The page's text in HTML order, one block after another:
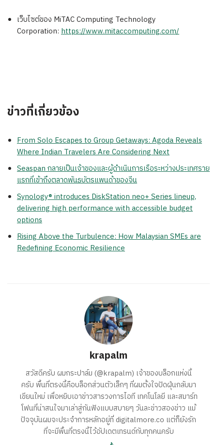
เว็บไซต์ของ MiTAC Computing Technology
Corporation: https://www.mitaccomputing.com/
ข่าวที่เกี่ยวข้อง
From Solo Escapes to Group Getaways: Agoda Reveals
Where Indian Travelers Are Considering Next
Seaspan กลายเป็นเจ้าของและผู้ดำเนินการเรือระหว่างประเทศราย
แรกที่เข้าถึงตลาดพันธบัตรแพนด้าของจีน
Synology® introduces DiskStation neo+ Series lineup,
delivering high performance with accessible budget
options
Rising Above the Turbulence: How Malaysian SMEs are
Redefining Economic Resilience
krapalm
สวัสดีครับ ผมกระปาล์ม (@krapalm) เจ้าของบล็อกแห่งนี้
ครับ พื้นที่ตรงนี้คือบล็อกส่วนตัวเล็กๆ ที่ผมตั้งใจปัดฝุ่นกลับมา
เขียนใหม่ เพื่อหยิบเอาข่าวสารวงการไอที เทคโนโลยี และสมาร์ท
โฟนที่น่าสนใจมาเล่าสู่กันฟังแบบสบายๆ วันละข่าวสองข่าว แม้
ปัจจุบันผมจะประจำการหลักอยู่ที่ digitalmore.co แต่ก็ยังรัก
ที่จะมีพื้นที่ตรงนี้ไว้อัปเดตเทรนด์กับทุกคนครับ